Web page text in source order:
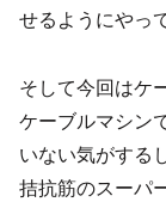
せるようにやっ
そして今回はケ
ケーブルマシン
いない気がするし
拮抗筋のスーパ